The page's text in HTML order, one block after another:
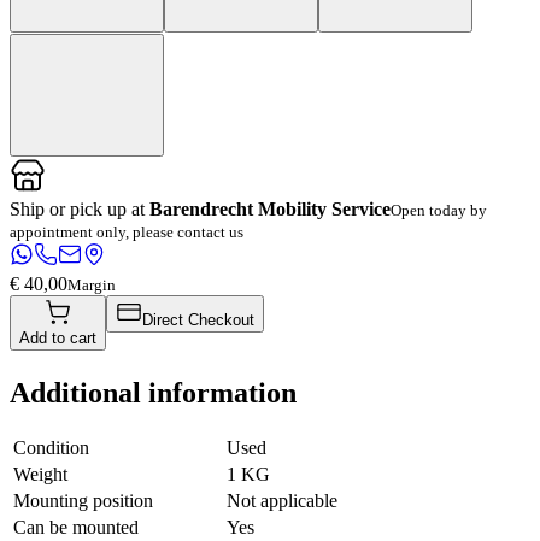
Ship or pick up at Barendrecht Mobility ServiceOpen today by
appointment only, please contact us
€ 40,00Margin
Add to cart
Direct Checkout
Additional information
Condition
Used
Weight
1 KG
Mounting position
Not applicable
Can be mounted
Yes